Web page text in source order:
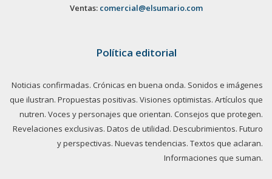
Ventas: comercial@elsumario.com
Política editorial
Noticias confirmadas. Crónicas en buena onda. Sonidos e imágenes
que ilustran. Propuestas positivas. Visiones optimistas. Artículos que
nutren. Voces y personajes que orientan. Consejos que protegen.
Revelaciones exclusivas. Datos de utilidad. Descubrimientos. Futuro
y perspectivas. Nuevas tendencias. Textos que aclaran.
Informaciones que suman.